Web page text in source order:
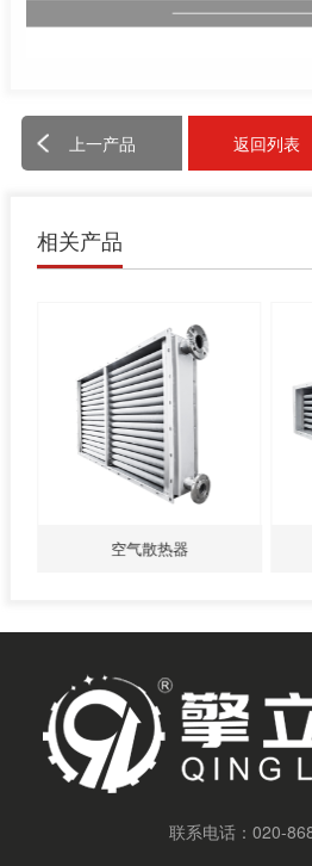
上一产品 返回列表
相关产品
空气散热器
联系电话：020-